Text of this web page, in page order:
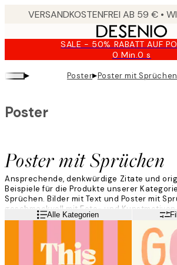
SALE - 50% RABATT AUF
0 Min.0 s
Gültig
bis:
2026-
▸ Poster▸Poster mit Sprüchen
Poster mit Sprüchen
Poster
Ansprechende, denkwürdige Zitate und
Beispiele für die Produkte unserer
Sprüchen. Bilder mit Text und Poster mit
geschmackvoll mit Foto- und
komponieren und passen in alle
WeiterlesenAlle Kategorien